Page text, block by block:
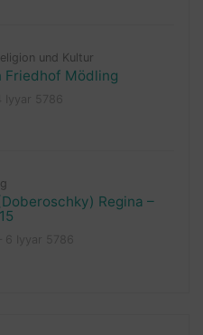
und Kultur
Friedhof Mödling
Regina –